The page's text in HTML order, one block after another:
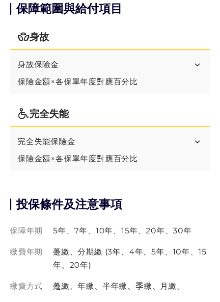
30年期
7年期
保障範圍與給付項目
身故
身故保險金
保險金額×各保單年度對應百分比
完全失能
完全失能保險金
保險金額×各保單年度對應百分比
投保條件及注意事項
保障年期 5年、7年、10年、15年、20年、30年
繳費年期
躉繳、分期繳 (3年、4年、5年、10年、15
年、20年)
繳費方式 躉繳、年繳、半年繳、季繳、月繳。